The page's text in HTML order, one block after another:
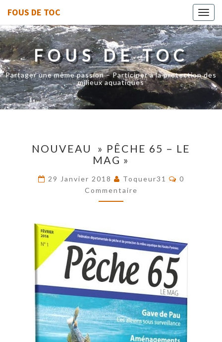
FOUS DE TOC
FOUS DE TOC
Partager une même passion – Participer à la protection des
milieux aquatiques
»
PÊCHE
–
LE
MAG »
NOUVEAU » PÊCHE 65 – LE
MAG »
29 Janvier 2018 Toqueur31
0
Commentaire